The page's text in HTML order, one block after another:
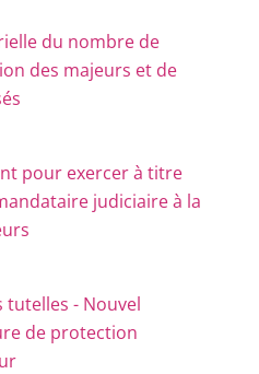
du nombre de
des majeurs et de
pour exercer à titre
judiciaire à la
tutelles - Nouvel
de protection